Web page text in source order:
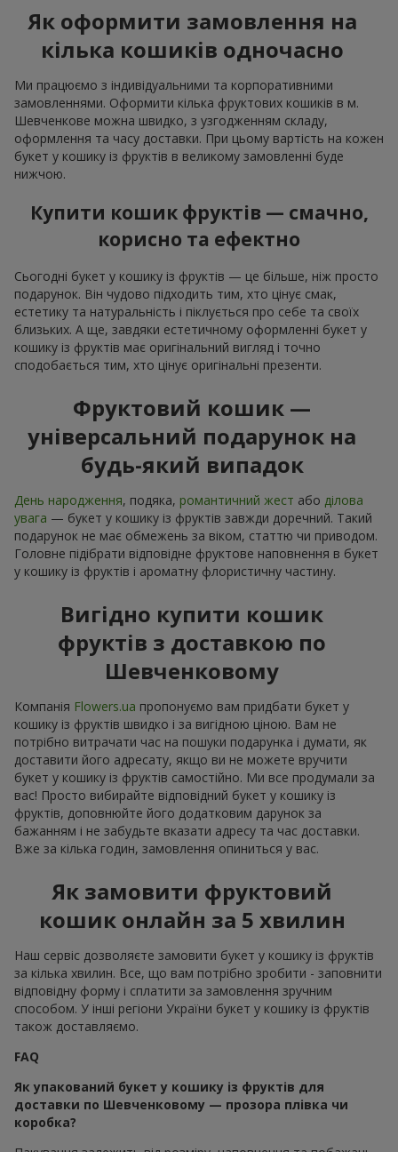
Як оформити замовлення на
кілька кошиків одночасно
Ми працюємо з індивідуальними та корпоративними
замовленнями. Оформити кілька фруктових кошиків в м.
Шевченкове можна швидко, з узгодженням складу,
оформлення та часу доставки. При цьому вартість на кожен
букет у кошику із фруктів в великому замовленні буде
нижчою.
Купити кошик фруктів — смачно,
корисно та ефектно
Сьогодні букет у кошику із фруктів — це більше, ніж просто
подарунок. Він чудово підходить тим, хто цінує смак,
естетику та натуральність і піклується про себе та своїх
близьких. А ще, завдяки естетичному оформленні букет у
кошику із фруктів має оригінальний вигляд і точно
сподобається тим, хто цінує оригінальні презенти.
Фруктовий кошик —
універсальний подарунок на
будь-який випадок
День народження, подяка, романтичний жест або ділова
увага — букет у кошику із фруктів завжди доречний. Такий
подарунок не має обмежень за віком, статтю чи приводом.
Головне підібрати відповідне фруктове наповнення в букет
у кошику із фруктів і ароматну флористичну частину.
Вигідно купити кошик
фруктів з доставкою по
Шевченковому
Компанія Flowers.ua пропонуємо вам придбати букет у
кошику із фруктів швидко і за вигідною ціною. Вам не
потрібно витрачати час на пошуки подарунка і думати, як
доставити його адресату, якщо ви не можете вручити
букет у кошику із фруктів самостійно. Ми все продумали за
вас! Просто вибирайте відповідний букет у кошику із
фруктів, доповнюйте його додатковим дарунок за
бажанням і не забудьте вказати адресу та час доставки.
Вже за кілька годин, замовлення опиниться у вас.
Як замовити фруктовий
кошик онлайн за 5 хвилин
Наш сервіс дозволяєте замовити букет у кошику із фруктів
за кілька хвилин. Все, що вам потрібно зробити - заповнити
відповідну форму і сплатити за замовлення зручним
способом. У інші регіони України букет у кошику із фруктів
також доставляємо.
FAQ
Як упакований букет у кошику із фруктів для
доставки по Шевченковому — прозора плівка чи
коробка?